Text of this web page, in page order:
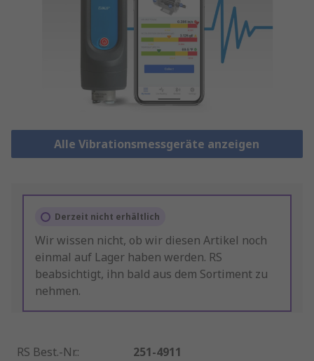
Alle Vibrationsmessgeräte anzeigen
Derzeit nicht erhältlich
Wir wissen nicht, ob wir diesen Artikel noch
einmal auf Lager haben werden. RS
beabsichtigt, ihn bald aus dem Sortiment zu
nehmen.
RS Best.-Nr.:
251-4911